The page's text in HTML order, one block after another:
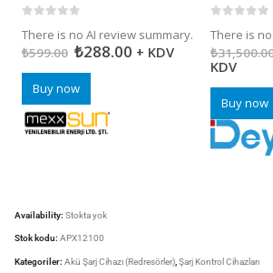
There is no AI review summary.
₺599.00 ₺288.00 + KDV
Buy now
There is
₺
KDV
Buy now
Availability: Stokta yok
Stok kodu: APX12100
Kategoriler: Akü Şarj Cihazı (Redresörler) Şarj Kontrol Cihazları